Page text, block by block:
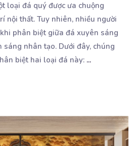
loại đá quý được ưa chuộng
nội thất. Tuy nhiên, nhiều người
phân biệt giữa đá xuyên sáng
nhân tạo. Dưới đây, chúng
biệt hai loại đá này: ...